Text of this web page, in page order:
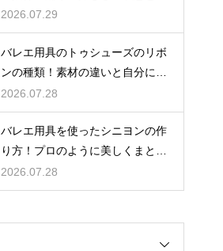
クニック
2026.07.29
バレエ用具のトゥシューズのリボ
ンの種類！素材の違いと自分に合
う選び方
2026.07.28
バレエ用具を使ったシニヨンの作
り方！プロのように美しくまとめ
る秘訣
2026.07.28